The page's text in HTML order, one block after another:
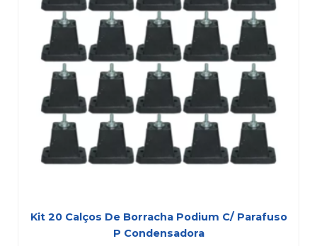
Kit 20 Calços De Borracha Podium C/ Parafuso
P Condensadora